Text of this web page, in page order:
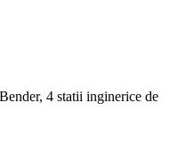
4 statii inginerice de